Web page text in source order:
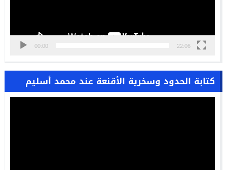
00:00 22:06
كتابة الحدود وسخرية الأقنعة عند محمد أسليم
مشغل